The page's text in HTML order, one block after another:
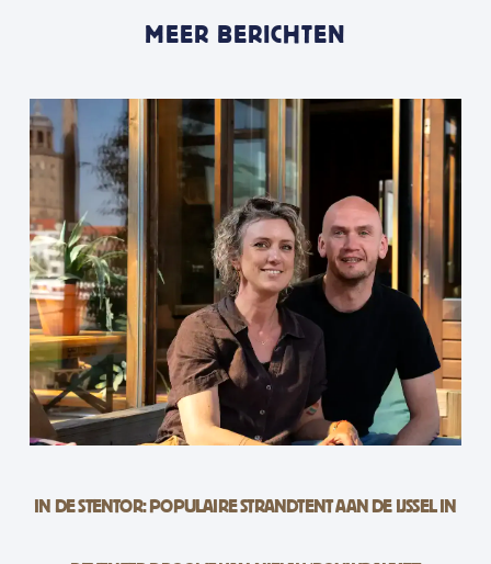
MEER BERICHTEN
IN DE STENTOR: POPULAIRE STRANDTENT AAN DE IJSSEL IN